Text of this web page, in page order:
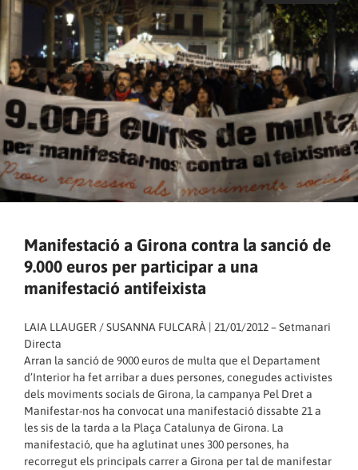
Manifestació a Girona contra la sanció de
9.000 euros per participar a una
manifestació antifeixista
LAIA LLAUGER / SUSANNA FULCARÀ | 21/01/2012 – Setmanari
Directa
Arran la sanció de 9000 euros de multa que el Departament
d’Interior ha fet arribar a dues persones, conegudes activistes
dels moviments socials de Girona, la campanya Pel Dret a
Manifestar-nos ha convocat una manifestació dissabte 21 a
les sis de la tarda a la Plaça Catalunya de Girona. La
manifestació, que ha aglutinat unes 300 persones, ha
recorregut els principals carrer a Girona per tal de manifestar